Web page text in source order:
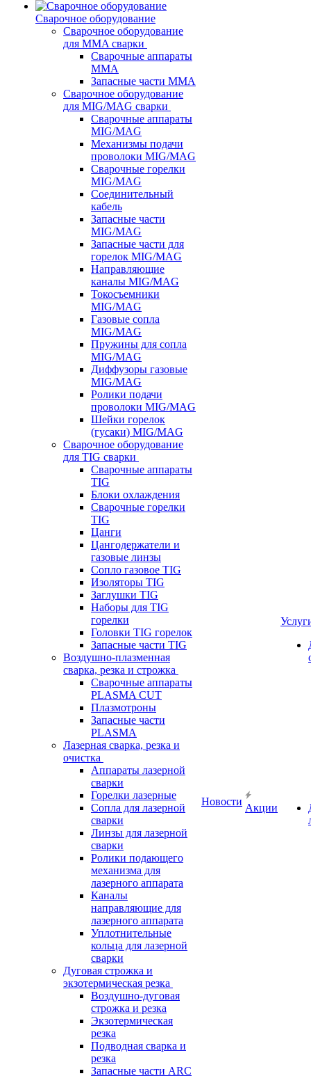
Сварочное оборудование
Сварочное оборудование
для MMA сварки
Сварочные аппараты
MMA
Запасные части MMA
Сварочное оборудование
для MIG/MAG сварки
Сварочные аппараты
MIG/MAG
Механизмы подачи
проволоки MIG/MAG
Сварочные горелки
MIG/MAG
Соединительный
кабель
Запасные части
MIG/MAG
Запасные части для
горелок MIG/MAG
Направляющие
каналы MIG/MAG
Токосъемники
MIG/MAG
Газовые сопла
MIG/MAG
Пружины для сопла
MIG/MAG
Диффузоры газовые
MIG/MAG
Ролики подачи
проволоки MIG/MAG
Шейки горелок
(гусаки) MIG/MAG
Сварочное оборудование
для TIG сварки
Сварочные аппараты
TIG
Блоки охлаждения
Сварочные горелки
TIG
Цанги
Цангодержатели и
газовые линзы
Сопло газовое TIG
Изоляторы TIG
Заглушки TIG
Наборы для TIG
горелки
Головки TIG горелок
Запасные части TIG
Воздушно-плазменная
сварка, резка и строжка
Сварочные аппараты
PLASMA CUT
Плазмотроны
Запасные части
PLASMA
Лазерная сварка, резка и
очистка
Аппараты лазерной
сварки
Горелки лазерные
Сопла для лазерной
сварки
Линзы для лазерной
сварки
Ролики подающего
механизма для
лазерного аппарата
Каналы
направляющие для
лазерного аппарата
Уплотнительные
кольца для лазерной
сварки
Дуговая строжка и
экзотермическая резка
Воздушно-дуговая
строжка и резка
Экзотермическая
резка
Подводная сварка и
резка
Запасные части ARC
Новости
Акции